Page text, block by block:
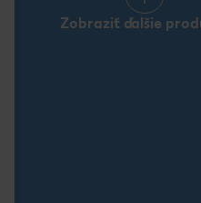
Zobraziť ďalšie